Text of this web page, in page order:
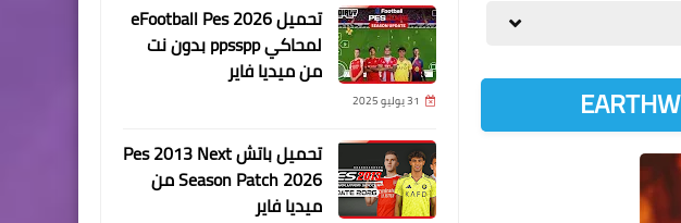
تحميل eFootball Pes 2026
لمحاكي ppsspp بدون نت
من ميديا فاير
31 يوليو 2025
تحميل باتش Pes 2013 Next
Season Patch 2026 من
ميديا فاير